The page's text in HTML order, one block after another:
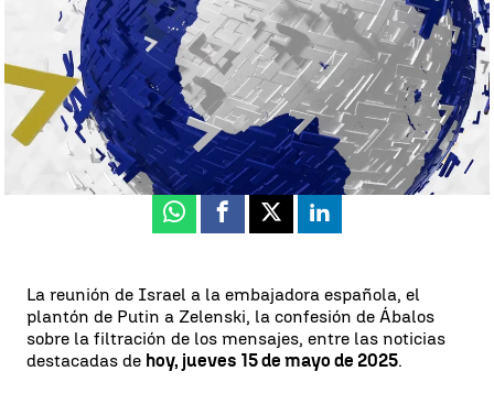
Antena 3 Noticias
Actualizado:15 de mayo de 2025, 21:07
Publicado:15 de mayo de 2025, 07:52
Whatsapp
Facebook
X Linkedin
La reunión de Israel a la embajadora española, el
plantón de Putin a Zelenski, la confesión de Ábalos
sobre la filtración de los mensajes, entre las noticias
destacadas de hoy, jueves 15 de mayo de 2025.